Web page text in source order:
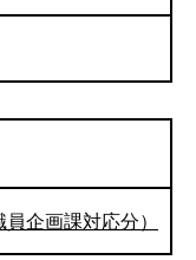
企画課対応分）